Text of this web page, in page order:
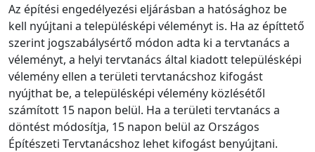
Az építési engedélyezési eljárásban a hatósághoz be
kell nyújtani a településképi véleményt is. Ha az építtető
szerint jogszabálysértő módon adta ki a tervtanács a
véleményt, a helyi tervtanács által kiadott településképi
vélemény ellen a területi tervtanácshoz kifogást
nyújthat be, a településképi vélemény közlésétől
számított 15 napon belül. Ha a területi tervtanács a
döntést módosítja, 15 napon belül az Országos
Építészeti Tervtanácshoz lehet kifogást benyújtani.